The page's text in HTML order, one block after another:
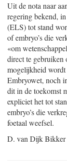
Uit de nota naar
regering bekend,
(ELS) tot stand
of embryo’s die
«om
direct te gebruiken
mogelijkheid
Embryowet, noch
dit in de toekomst
expliciet het tot
embryo’s die
foetaal weefsel.
D. van DijkBikker